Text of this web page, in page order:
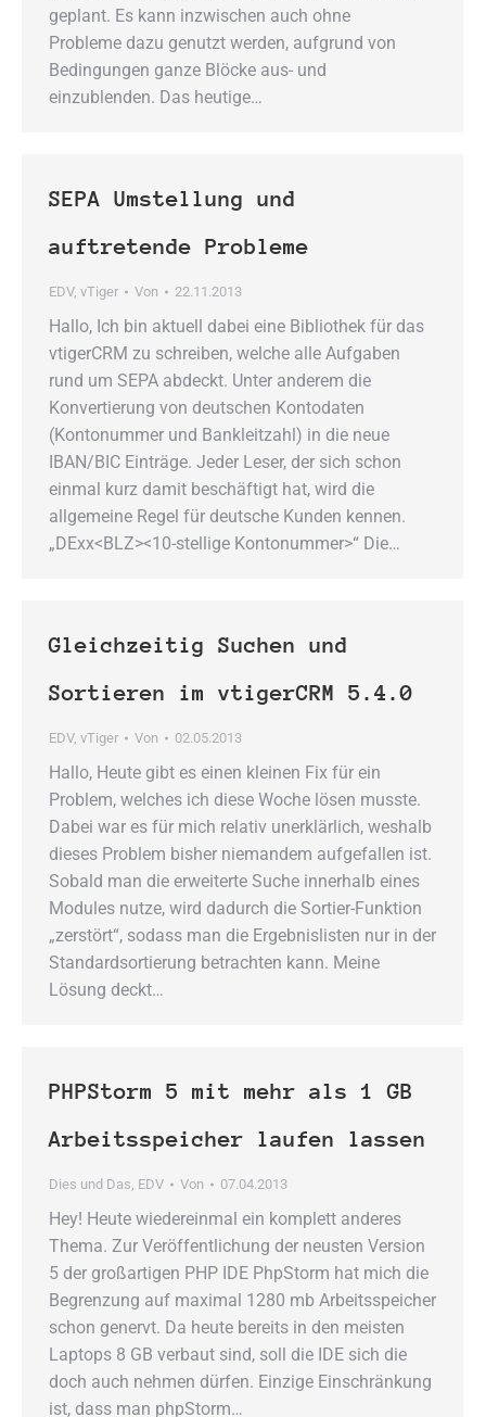
geplant. Es kann inzwischen auch ohne
Probleme dazu genutzt werden, aufgrund von
Bedingungen ganze Blöcke aus- und
einzublenden. Das heutige…
SEPA Umstellung und
auftretende Probleme
EDV, vTiger Von 22.11.2013
Hallo, Ich bin aktuell dabei eine Bibliothek für das
vtigerCRM zu schreiben, welche alle Aufgaben
rund um SEPA abdeckt. Unter anderem die
Konvertierung von deutschen Kontodaten
(Kontonummer und Bankleitzahl) in die neue
IBAN/BIC Einträge. Jeder Leser, der sich schon
einmal kurz damit beschäftigt hat, wird die
allgemeine Regel für deutsche Kunden kennen.
„DExx<BLZ><10-stellige Kontonummer>“ Die…
Gleichzeitig Suchen und
Sortieren im vtigerCRM 5.4.0
EDV, vTiger Von 02.05.2013
Hallo, Heute gibt es einen kleinen Fix für ein
Problem, welches ich diese Woche lösen musste.
Dabei war es für mich relativ unerklärlich, weshalb
dieses Problem bisher niemandem aufgefallen ist.
Sobald man die erweiterte Suche innerhalb eines
Modules nutze, wird dadurch die Sortier-Funktion
„zerstört“, sodass man die Ergebnislisten nur in der
Standardsortierung betrachten kann. Meine
Lösung deckt…
PHPStorm 5 mit mehr als 1 GB
Arbeitsspeicher laufen lassen
Dies und Das, EDV Von 07.04.2013
Hey! Heute wiedereinmal ein komplett anderes
Thema. Zur Veröffentlichung der neusten Version
5 der großartigen PHP IDE PhpStorm hat mich die
Begrenzung auf maximal 1280 mb Arbeitsspeicher
schon genervt. Da heute bereits in den meisten
Laptops 8 GB verbaut sind, soll die IDE sich die
doch auch nehmen dürfen. Einzige Einschränkung
ist, dass man phpStorm…